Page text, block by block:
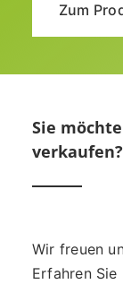
Zum
Sie
verkaufen?
Wir freuen
Erfahren